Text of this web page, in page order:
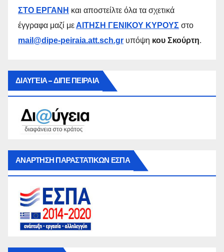
ΣΤΟ ΕΡΓΑΝΗ και αποστείλτε όλα τα σχετικά
έγγραφα μαζί μεΑΙΤΗΣΗ ΓΕΝΙΚΟΥ ΚΥΡΟΥΣ στο
mail@dipe-peiraia.att.sch.gr υπόψη κου Σκούρτη.
ΔΙΑΥΓΕΙΑ – ΔΙΠΕ ΠΕΙΡΑΙΑ
ΑΝΑΡΤΗΣΗ ΠΑΡΑΣΤΑΤΙΚΩΝ ΕΣΠΑ